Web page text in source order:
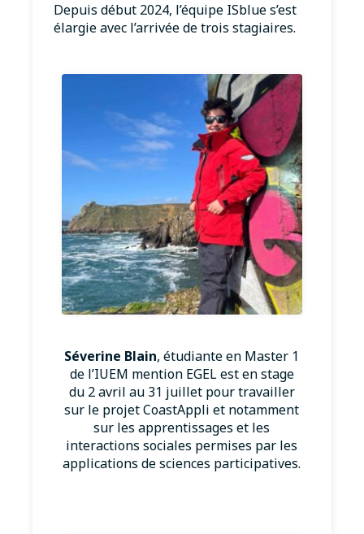
Depuis début 2024, l’équipe ISblue s’est
élargie avec l’arrivée de trois stagiaires.
Séverine Blain, étudiante en Master 1
de l’IUEM mention EGEL est en stage
du 2 avril au 31 juillet pour travailler
sur le projet CoastAppli et notamment
sur les apprentissages et les
interactions sociales permises par les
applications de sciences participatives.